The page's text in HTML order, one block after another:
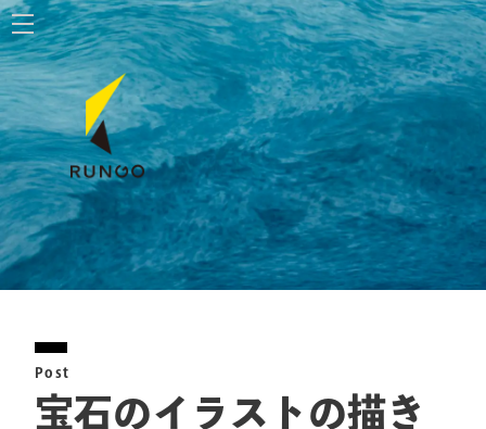
ホーム
株式会社ルンゴ
事業内容
お知らせ
Post
宝石のイラストの描き